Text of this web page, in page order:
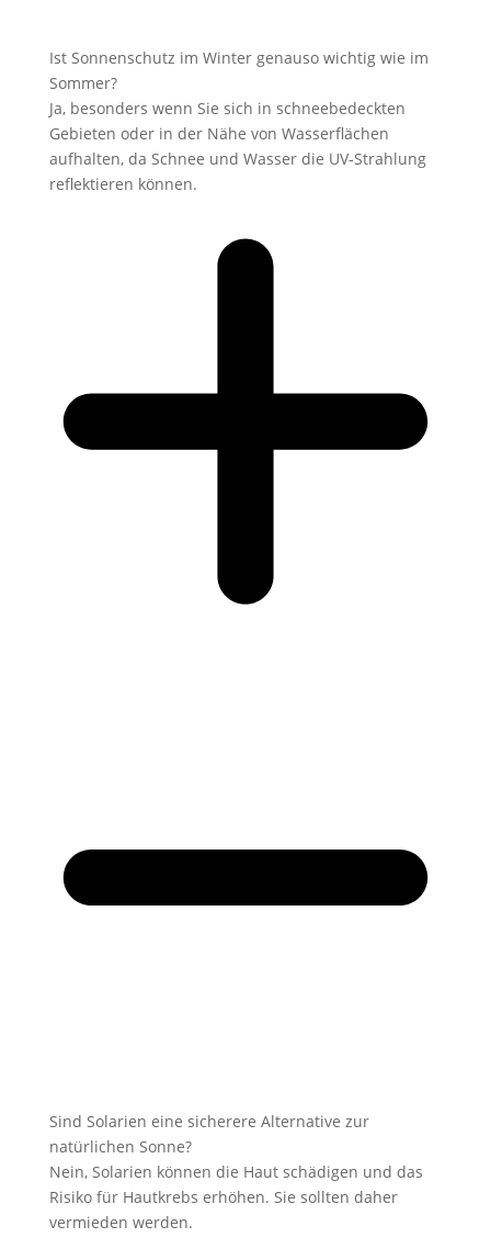
Ist Sonnenschutz im Winter genauso wichtig wie im
Sommer?
Ja, besonders wenn Sie sich in schneebedeckten
Gebieten oder in der Nähe von Wasserflächen
aufhalten, da Schnee und Wasser die UV-Strahlung
reflektieren können.
Sind Solarien eine sicherere Alternative zur
natürlichen Sonne?
Nein, Solarien können die Haut schädigen und das
Risiko für Hautkrebs erhöhen. Sie sollten daher
vermieden werden.